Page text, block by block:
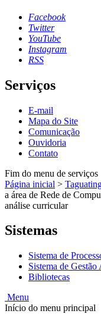
Facebook
Twitter
YouTube
Instagram
RSS
Serviços
E-mail
Mapa do Site
Comunicação
Ouvidoria
Contato
Fim do menu de serviços
Página inicial >
a área de Rede de
análise curricular
Sistemas
Sistema de
Sistema de Gestão
Bibliotecas
Menu
Início do menu principal